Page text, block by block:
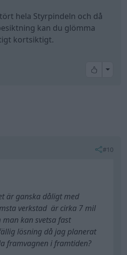
hela Styrpindeln och då
kan du glömma
kortsiktigt.
All
#10
är ganska dåligt med
verkstad är cirka 7 mil
kan svetsa fast
lösning då jag planerat
framvagnen i framtiden?